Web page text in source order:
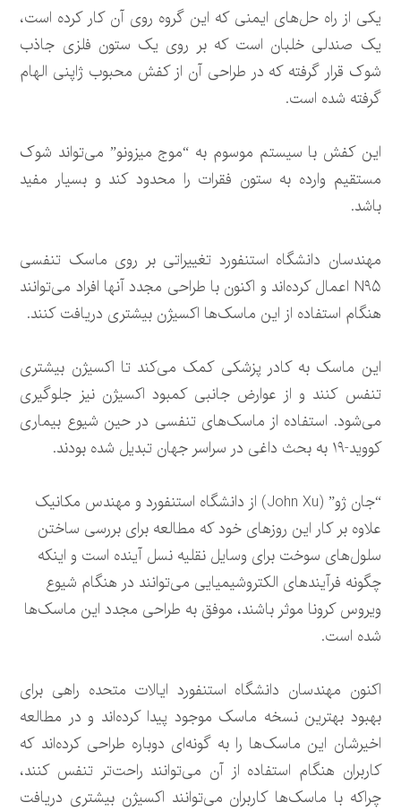
یکی از راه حل‌های ایمنی که این گروه روی آن کار کرده است،
یک صندلی خلبان است که بر روی یک ستون فلزی جاذب
شوک قرار گرفته که در طراحی آن از کفش محبوب ژاپنی الهام
گرفته شده است.
این کفش با سیستم موسوم به “موج میزونو” می‌تواند شوک
مستقیم وارده به ستون فقرات را محدود کند و بسیار مفید
باشد.
مهندسان دانشگاه استنفورد تغییراتی بر روی ماسک تنفسی
N۹۵ اعمال کرده‌اند و اکنون با طراحی مجدد آنها افراد می‌توانند
هنگام استفاده از این ماسک‌ها اکسیژن بیشتری دریافت کنند.
این ماسک به کادر پزشکی کمک می‌کند تا اکسیژن بیشتری
تنفس کنند و از عوارض جانبی کمبود اکسیژن نیز جلوگیری
می‌شود. استفاده از ماسک‌های تنفسی در حین شیوع بیماری
کووید-۱۹ به بحث داغی در سراسر جهان تبدیل شده بودند.
“جان ژو” (John Xu) از دانشگاه استنفورد و مهندس مکانیک
علاوه بر کار این روزهای خود که مطالعه برای بررسی ساختن
سلول‌های سوخت برای وسایل نقلیه نسل آینده است و اینکه
چگونه فرآیندهای الکتروشیمیایی می‌توانند در هنگام شیوع
ویروس کرونا موثر باشند، موفق به طراحی مجدد این ماسک‌ها
شده است.
اکنون مهندسان دانشگاه استنفورد ایالات متحده راهی برای
بهبود بهترین نسخه ماسک موجود پیدا کرده‌اند و در مطالعه
اخیرشان این ماسک‌ها را به گونه‌ای دوباره طراحی کرده‌اند که
کاربران هنگام استفاده از آن می‌توانند راحت‌تر تنفس کنند،
چراکه با ماسک‌ها کاربران می‌توانند اکسیژن بیشتری دریافت